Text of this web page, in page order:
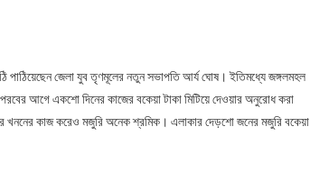
চিঠি পাঠিয়েছেন জেলা যুব তৃণমূলের নতুন সভাপতি আর্য ঘোষ। ইতিমধ্যে জঙ্গলমহল
পরবের আগে একশো দিনের কাজের বকেয়া টাকা মিটিয়ে দেওয়ার অনুরোধ করা
খননের কাজ করেও মজুরি অনেক শ্রমিক। এলাকার দেড়শো জনের মজুরি বকেয়া